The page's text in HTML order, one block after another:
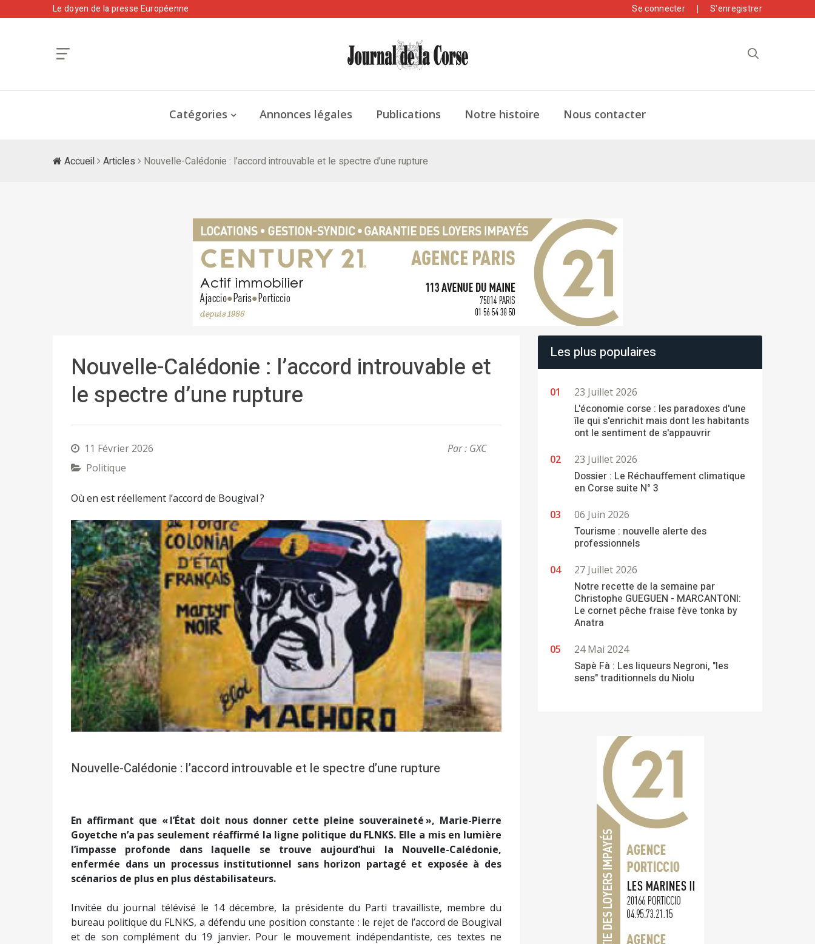
Le doyen de la presse Européenne Se connecter S'enregistrer
Catégories Annonces légales Publications Notre histoire Nous contacter
Accueil Articles Nouvelle-Calédonie : l’accord introuvable et le spectre d’une rupture
Nouvelle-Calédonie : l’accord introuvable et
le spectre d’une rupture
11 Février 2026
Par : GXC
Politique
Où en est réellement l’accord de Bougival ?
Nouvelle-Calédonie : l’accord introuvable et le spectre d’une rupture
En affirmant que « l’État doit nous donner cette pleine souveraineté », Marie-Pierre
Goyetche n’a pas seulement réaffirmé la ligne politique du FLNKS. Elle a mis en lumière
l’impasse profonde dans laquelle se trouve aujourd’hui la Nouvelle-Calédonie,
enfermée dans un processus institutionnel sans horizon partagé et exposée à des
scénarios de plus en plus déstabilisateurs.
Invitée du journal télévisé le 14 décembre, la présidente du Parti travailliste, membre du
bureau politique du FLNKS, a défendu une position constante : le rejet de l’accord de Bougival
et de son complément du 19 janvier. Pour le mouvement indépendantiste, ces textes ne
Les plus populaires
23 Juillet 2026
L'économie corse : les paradoxes d'une
île qui s'enrichit mais dont les habitants
ont le sentiment de s'appauvrir
23 Juillet 2026
Dossier : Le Réchauffement climatique
en Corse suite N° 3
06 Juin 2026
Tourisme : nouvelle alerte des
professionnels
27 Juillet 2026
Notre recette de la semaine par
Christophe GUEGUEN - MARCANTONI:
Le cornet pêche fraise fève tonka by
Anatra
24 Mai 2024
Sapè Fà : Les liqueurs Negroni, "les
sens" traditionnels du Niolu